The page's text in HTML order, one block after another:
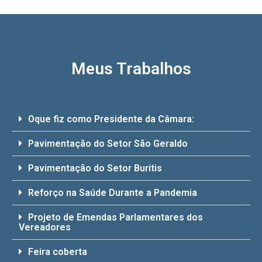
Meus Trabalhos
Oque fiz como Presidente da Câmara:
Pavimentação do Setor São Geraldo
Pavimentação do Setor Buritis
Reforço na Saúde Durante a Pandemia
Projeto de Emendas Parlamentares dos
Vereadores
Feira coberta